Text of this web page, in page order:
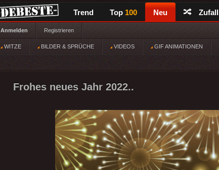
Trend Top 100 Neu Zufall
Anmelden Registrieren
WITZE BILDER & SPRÜCHE VIDEOS GIF ANIMATIONEN
Frohes neues Jahr 2022..